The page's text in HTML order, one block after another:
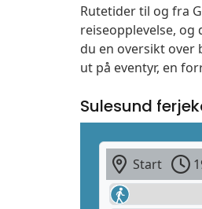
Rutetider til og fra
reiseopplevelse,
du en oversikt over
ut på eventyr, en
Sulesund
Start